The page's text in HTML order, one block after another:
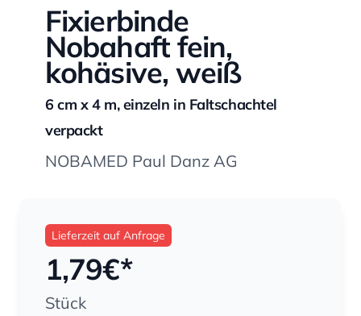
Fixierbinde
Nobahaft fein,
kohäsive, weiß
6 cm x 4 m, einzeln in Faltschachtel
verpackt
NOBAMED Paul Danz AG
Lieferzeit auf Anfrage
1,79€*
Stück